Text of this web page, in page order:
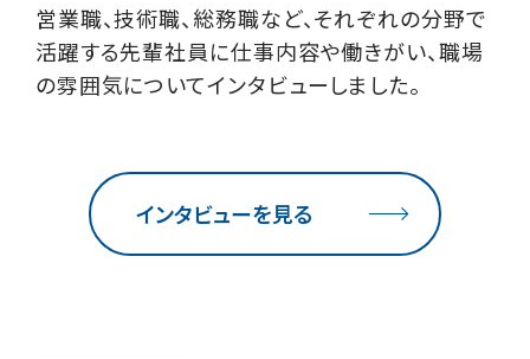
営業職、技術職、総務職など、それぞれの分野で
活躍する先輩社員に仕事内容や働きがい、職場
の雰囲気についてインタビューしました。
インタビューを見る